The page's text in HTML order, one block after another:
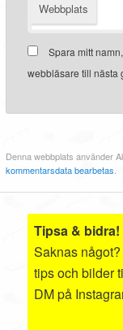
Webbplats
Spara mitt
webbläsare till nästa
Denna webbplats använder
kommentarsdata bearbetas.
Tipsa & bidra!
Saknas
tips och bilder
DM på